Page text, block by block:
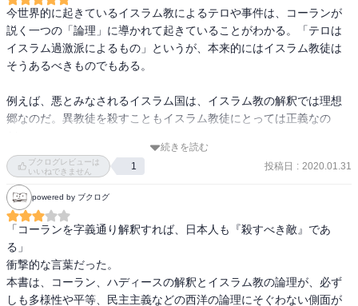
今世界的に起きているイスラム教によるテロや事件は、コーランが
説く一つの「論理」に導かれて起きていることがわかる。「テロは
イスラム過激派によるもの」というが、本来的にはイスラム教徒は
そうあるべきものでもある。
例えば、悪とみなされるイスラム国は、イスラム教の解釈では理想
郷なのだ。異教徒を殺すこともイスラム教徒にとっては正義なの
７世紀に成立した教義を現代社会に適用することは時代錯誤だとさ
れようとも、世界がイスラム教による支配が実現されるまではこの
教義は生き続ける。
テロや殺害は決して許されるべき行為ではないが、あくまで一つの
「論理」に導かれている人々もいるという多様性が同時に認めるべ
きなのだろうか？そもそも多様性とはなにか？と色々考えさせられ
る。
続きを読む
ブクログレビューは
いいねできません
1 投稿日 : 2020.01.31
powered by ブクログ
「コーランを字義通り解釈すれば、日本人も『殺すべき敵』であ
る」
衝撃的な言葉だった。
本書は、コーラン、ハディースの解釈とイスラム教の論理が、必ず
しも多様性や平等、民主主義などの西洋の論理にそぐわない側面が